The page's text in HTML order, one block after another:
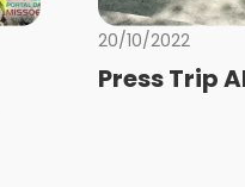
20/10/2022
Press Trip